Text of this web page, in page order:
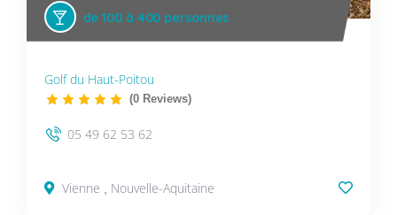
de 100 à 400 personnes
Golf du Haut-Poitou
(0 Reviews)
05 49 62 53 62
Vienne Nouvelle-Aquitaine